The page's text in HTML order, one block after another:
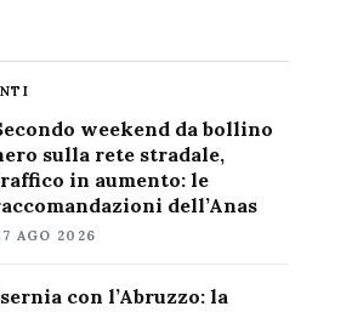
weekend da bollino
sulla rete stradale,
in aumento: le
dell’Anas
AGO 2026
con l’Abruzzo: la